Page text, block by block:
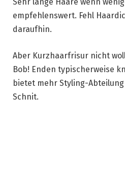
empfehlenswert. Fehl
daraufhin.
Aber Kurzhaarfrisur nicht
Bob! Enden typischerweise
bietet mehr Styling-
Schnit.